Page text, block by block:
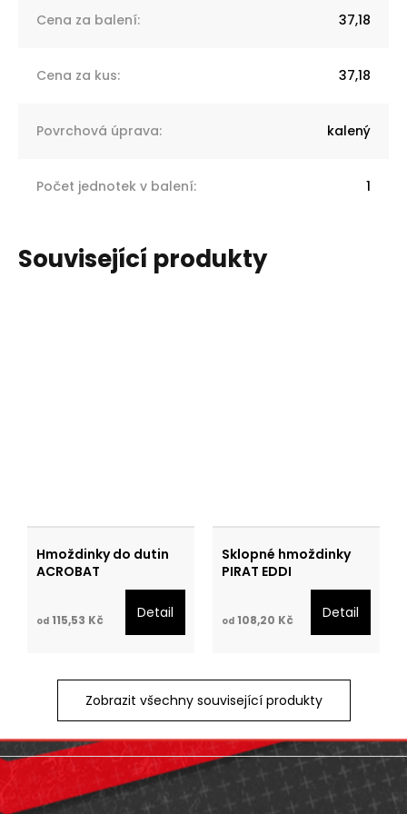
Cena za balení: 37,18
Cena za kus: 37,18
Povrchová úprava: kalený
Počet jednotek v balení: 1
Související produkty
Hmoždinky do dutin
ACROBAT
od 115,53 Kč Detail
Sklopné hmoždinky
PIRAT EDDI
od 108,20 Kč Detail
Zobrazit všechny související produkty
Z
á